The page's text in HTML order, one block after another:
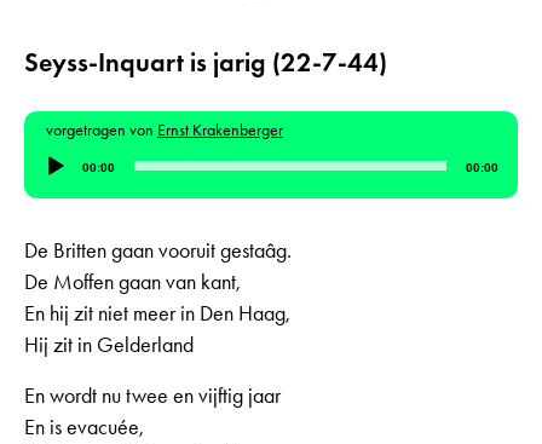
Seyss-Inquart is jarig (22-7-44)
vorgetragen von Ernst Krakenberger
Audio-
Player
00:00 00:00
De Britten gaan vooruit gestaâg.
De Moffen gaan van kant,
En hij zit niet meer in Den Haag,
Hij zit in Gelderland
En wordt nu twee en vijftig jaar
En is evacuée,